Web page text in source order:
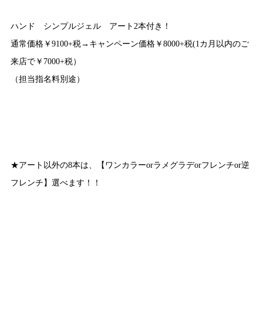
ハンド シンプルジェル アート2本付き！
通常価格￥9100+税→キャンペーン価格￥8000+税(1カ月以内のご
来店で￥7000+税）
（担当指名料別途）
★アート以外の8本は、【ワンカラーorラメグラデorフレンチor逆
フレンチ】選べます！！